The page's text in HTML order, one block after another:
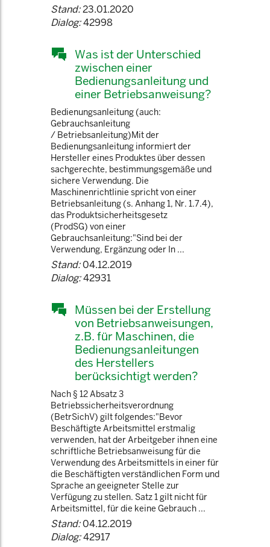
Stand:23.01.2020
Dialog:42998
Was ist der Unterschied
zwischen einer
Bedienungsanleitung und
einer Betriebsanweisung?
Bedienungsanleitung (auch:
Gebrauchsanleitung
/ Betriebsanleitung)Mit der
Bedienungsanleitung informiert der
Hersteller eines Produktes über dessen
sachgerechte, bestimmungsgemäße und
sichere Verwendung. Die
Maschinenrichtlinie spricht von einer
Betriebsanleitung (s. Anhang 1, Nr. 1.7.4),
das Produktsicherheitsgesetz
(ProdSG) von einer
Gebrauchsanleitung:"Sind bei der
Verwendung, Ergänzung oder In ...
Stand:04.12.2019
Dialog:42931
Müssen bei der Erstellung
von Betriebsanweisungen,
z.B. für Maschinen, die
Bedienungsanleitungen
des Herstellers
berücksichtigt werden?
Nach § 12 Absatz 3
Betriebssicherheitsverordnung
(BetrSichV) gilt folgendes:"Bevor
Beschäftigte Arbeitsmittel erstmalig
verwenden, hat der Arbeitgeber ihnen eine
schriftliche Betriebsanweisung für die
Verwendung des Arbeitsmittels in einer für
die Beschäftigten verständlichen Form und
Sprache an geeigneter Stelle zur
Verfügung zu stellen. Satz 1 gilt nicht für
Arbeitsmittel, für die keine Gebrauch ...
Stand:04.12.2019
Dialog:42917